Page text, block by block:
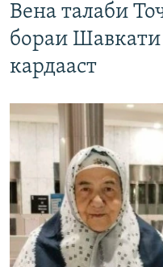
Вена талаби
бораи
кардааст